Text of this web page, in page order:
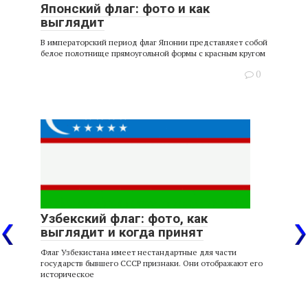
Японский флаг: фото и как
выглядит
В императорский период флаг Японии представляет собой
белое полотнище прямоугольной формы с красным кругом
0
Узбекский флаг: фото, как
выглядит и когда принят
Флаг Узбекистана имеет нестандартные для части
государств бывшего СССР признаки. Они отображают его
историческое